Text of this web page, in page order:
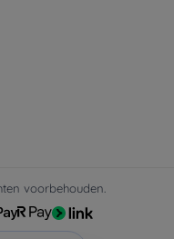
voorbehouden.